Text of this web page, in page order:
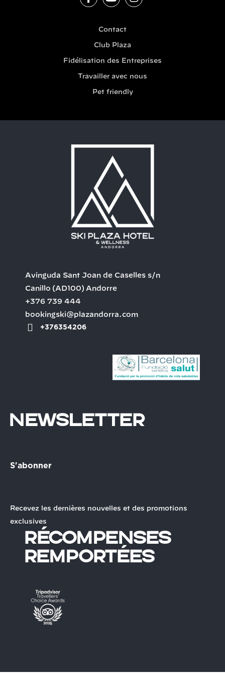
Contact
Club Plaza
Fidélisation des Entreprises
Travailler avec nous
Pet friendly
Avinguda Sant Joan de Caselles s/n
Canillo (AD100) Andorre
+376 739 444
bookingski@plazandorra.com
+376354206
Newsletter
S'abonner
Recevez les dernières nouvelles et des promotions
exclusives
Récompenses
remportées